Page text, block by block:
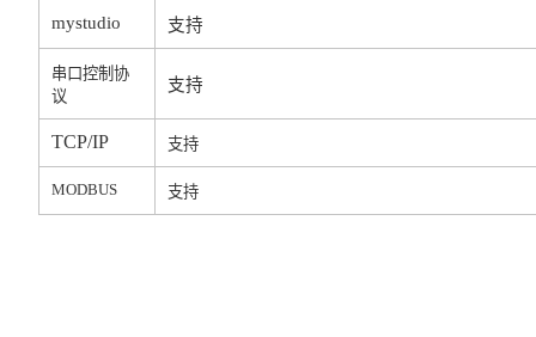
mystudio 支持
串口控制协
议
支持
TCP/IP 支持
MODBUS 支持